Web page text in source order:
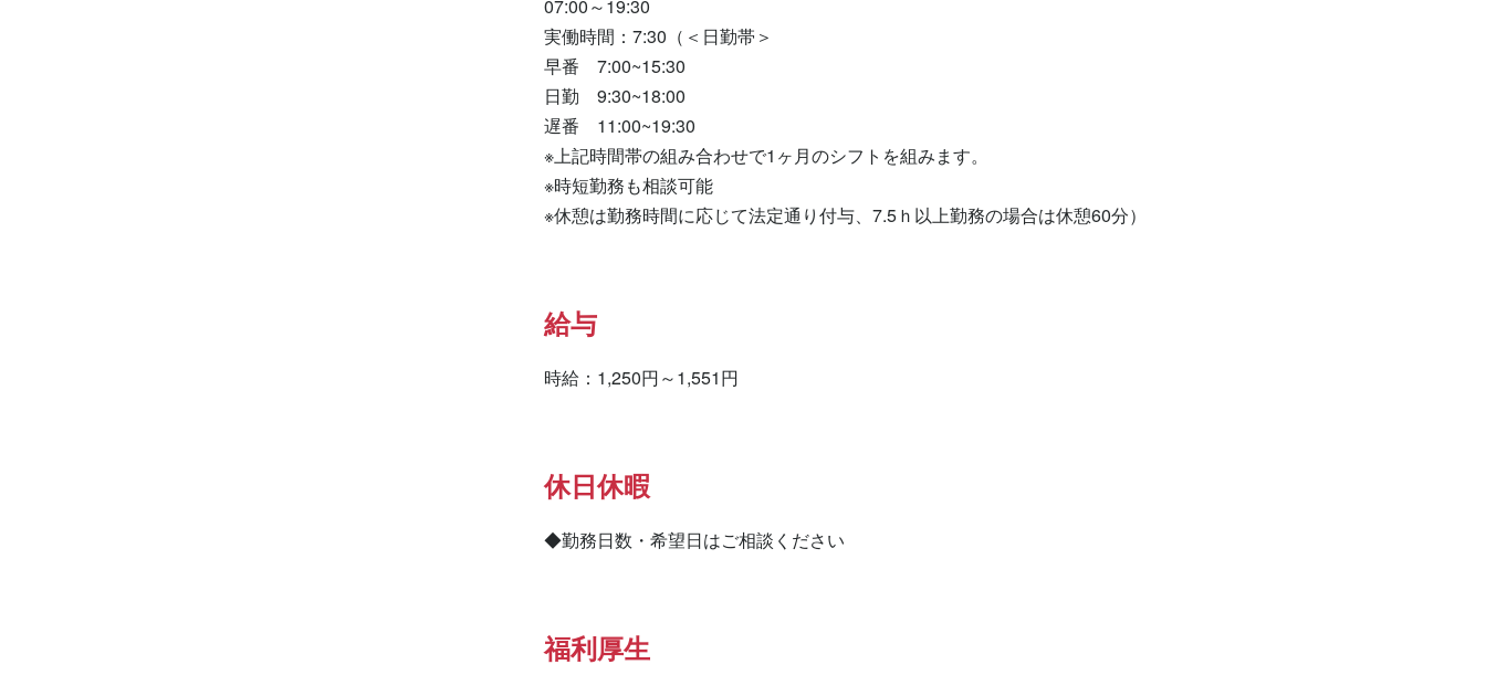
07:00～19:30
実働時間：7:30（＜日勤帯＞
早番　7:00~15:30
日勤　9:30~18:00
遅番　11:00~19:30
※上記時間帯の組み合わせで1ヶ月のシフトを組みます。
※時短勤務も相談可能
※休憩は勤務時間に応じて法定通り付与、7.5ｈ以上勤務の場合は休憩60分）
給与
時給：1,250円～1,551円
休日休暇
◆勤務日数・希望日はご相談ください
福利厚生